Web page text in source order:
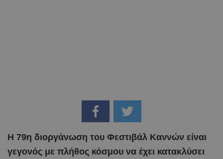
Η 79η διοργάνωση του Φεστιβάλ Καννών είναι
γεγονός με πλήθος κόσμου να έχει κατακλύσει